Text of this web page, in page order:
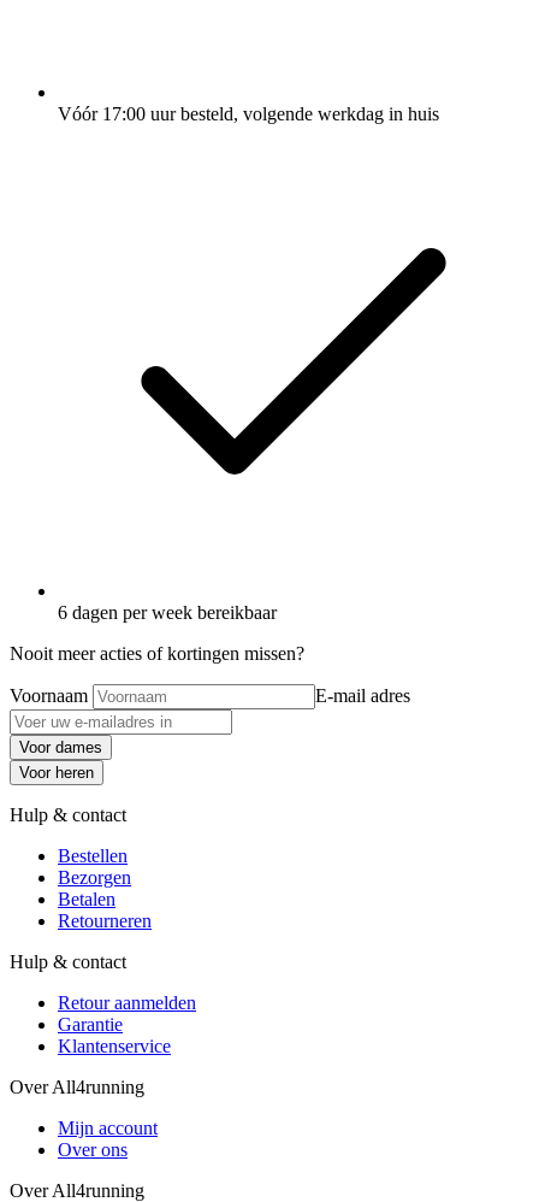
Vóór 17:00 uur besteld, volgende werkdag in huis
6 dagen per week bereikbaar
Nooit meer acties of kortingen missen?
Voornaam E-mail adres
Voor dames
Voor heren
Hulp & contact
Bestellen
Bezorgen
Betalen
Retourneren
Hulp & contact
Retour aanmelden
Garantie
Klantenservice
Over All4running
Mijn account
Over ons
Over All4running